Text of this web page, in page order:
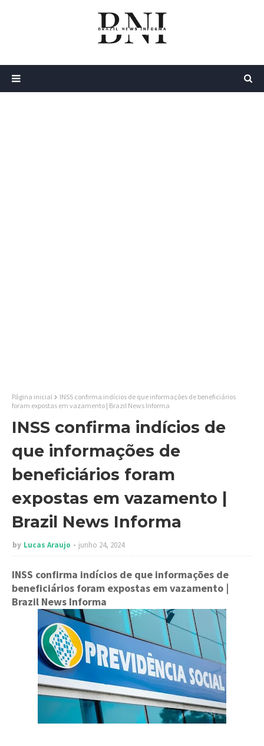
Página inicial
INSS confirma indícios de que informações de beneficiários
foram expostas em vazamento | Brazil News Informa
INSS confirma indícios de
que informações de
beneficiários foram
expostas em vazamento |
Brazil News Informa
by Lucas Araujo junho 24, 2024
INSS confirma indícios de que informações de
beneficiários foram expostas em vazamento |
Brazil News Informa